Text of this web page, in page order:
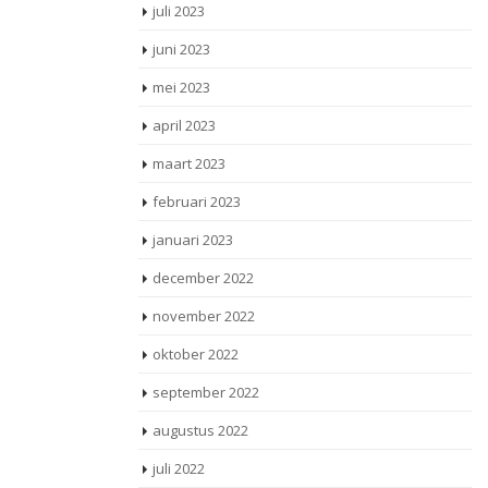
juli 2023
juni 2023
mei 2023
april 2023
maart 2023
februari 2023
januari 2023
december 2022
november 2022
oktober 2022
september 2022
augustus 2022
juli 2022